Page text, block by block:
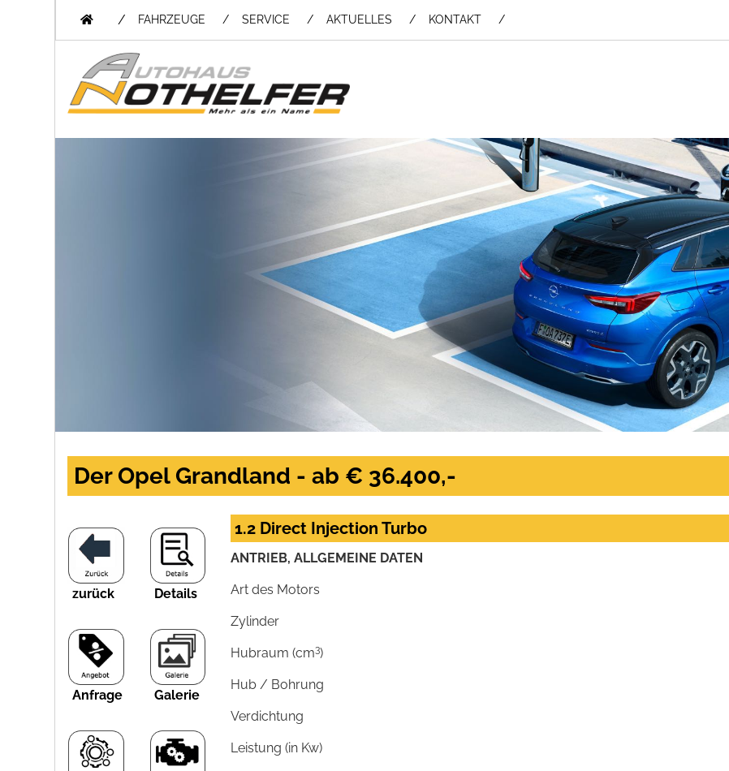
/ FAHRZEUGE SERVICE AKTUELLES KONTAKT
Der Opel Grandland - ab € 36.400,-
zurück Details
Anfrage Galerie
1.2 Direct Injection Turbo
ANTRIEB, ALLGEMEINE DATEN
Art des Motors
Zylinder
Hubraum (cm3)
Hub / Bohrung
Verdichtung
Leistung (in Kw)